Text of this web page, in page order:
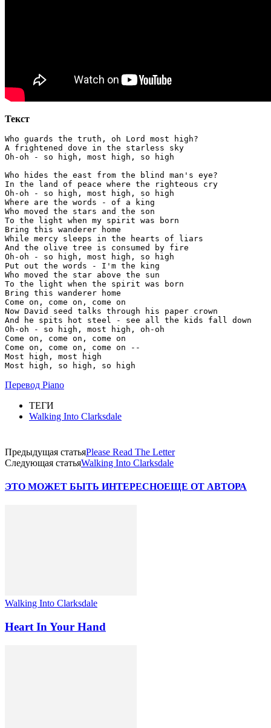
Текст
Who guards the truth, oh Lord most high?
A frightened dove in the starless sky
Oh-oh - so high, most high, so high
Who hides the east from the blind man's eye?
In the land of peace where the righteous cry
Oh-oh - so high, most high, so high
Where are the words - of a king
Who moved the stars and the son
To the light when my spirit was born
Bring this wanderer home
While mercy sleeps in the hearts of liars
And the olive tree is consumed by fire
Oh-oh - so high, most high, so high
Put out the words - I'm the king
Who moved the star above the sun
To the light when the spirit was born
Bring this wanderer home
Come on, come on, come on
Now David seed talks through his paper crown
And he spits hot steel - see all the kids fall down
Oh-oh - so high, most high, oh-oh
Come on, come on, come on
Come on, come on, come on --
Most high, most high
Перевод Piano
ТЕГИ
Walking Into Clarksdale
Предыдущая статьяPlease Read The Letter
Следующая статьяWalking Into Clarksdale
ЭТО МОЖЕТ БЫТЬ ИНТЕРЕСНОЕЩЕ ОТ АВТОРА
Walking Into Clarksdale
Heart In Your Hand